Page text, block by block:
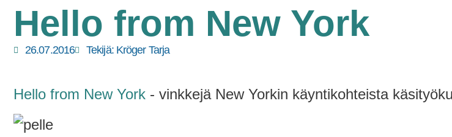
Hello from New York
26.07.2016 Tekijä:Kröger Tarja
Hello from New York - vinkkejä New Yorkin käyntikohteista